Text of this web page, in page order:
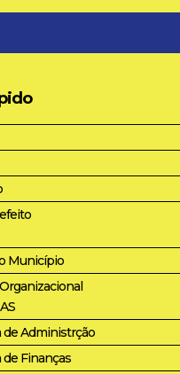
Município
de Administrção
de Finanças